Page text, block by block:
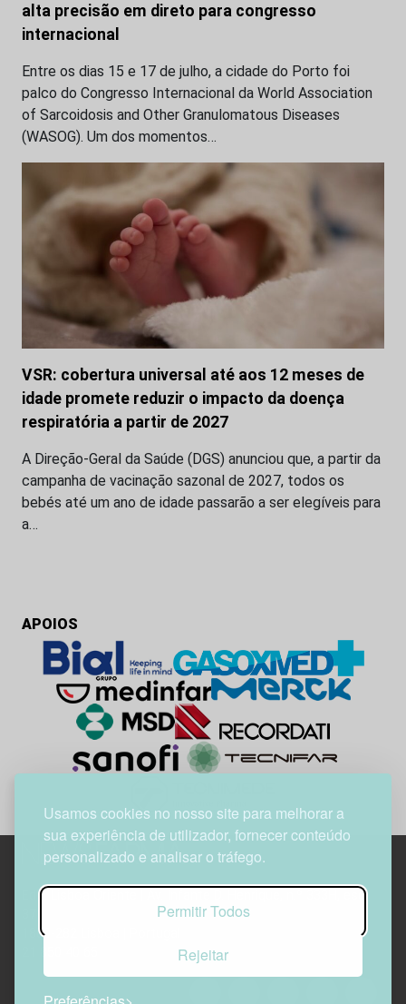
Usamos cookies no nosso site para melhorar a
sua experiência de utilizador, fornecer conteúdo
personalizado e analisar o tráfego.
Permitir Todos
Rejeitar
alta precisão em direto para congresso
internacional
Entre os dias 15 e 17 de julho, a cidade do Porto foi
palco do Congresso Internacional da World Association
of Sarcoidosis and Other Granulomatous Diseases
(WASOG). Um dos momentos…
VSR: cobertura universal até aos 12 meses de
idade promete reduzir o impacto da doença
respiratória a partir de 2027
A Direção-Geral da Saúde (DGS) anunciou que, a partir da
campanha de vacinação sazonal de 2027, todos os
bebés até um ano de idade passarão a ser elegíveis para
a…
APOIOS
Edif. Lisboa Oriente | Av. Infante D. Henrique, n.º 333H, esc.
1800-282 Lisboa | Portugal